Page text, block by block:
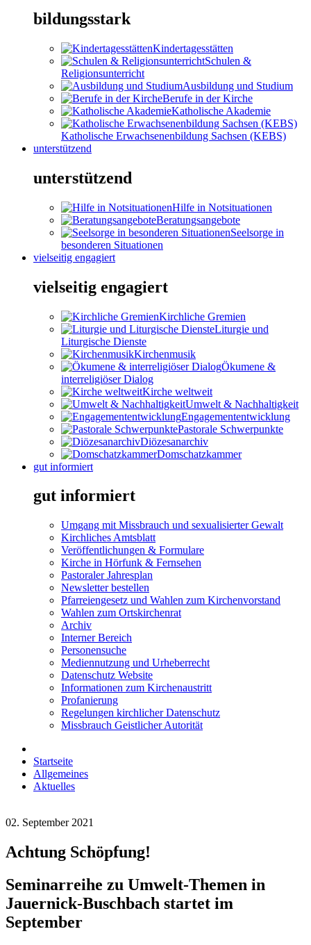
bildungsstark
Kindertagesstätten
Schulen &
Religionsunterricht
Ausbildung und Studium
Berufe in der Kirche
Katholische Akademie
Katholische Erwachsenenbildung Sachsen (KEBS)
unterstützend
unterstützend
Hilfe in Notsituationen
Beratungsangebote
Seelsorge in
besonderen Situationen
vielseitig engagiert
vielseitig engagiert
Kirchliche Gremien
Liturgie und
Liturgische Dienste
Kirchenmusik
Ökumene &
interreligiöser Dialog
Kirche weltweit
Umwelt & Nachhaltigkeit
Engagemententwicklung
Pastorale Schwerpunkte
Diözesanarchiv
Domschatzkammer
gut informiert
gut informiert
Umgang mit Missbrauch und sexualisierter Gewalt
Kirchliches Amtsblatt
Veröffentlichungen & Formulare
Kirche in Hörfunk & Fernsehen
Pastoraler Jahresplan
Newsletter bestellen
Pfarreiengesetz und Wahlen zum Kirchenvorstand
Wahlen zum Ortskirchenrat
Archiv
Interner Bereich
Personensuche
Mediennutzung und Urheberrecht
Datenschutz Website
Informationen zum Kirchenaustritt
Profanierung
Regelungen kirchlicher Datenschutz
Missbrauch Geistlicher Autorität
Startseite
Allgemeines
Aktuelles
02. September 2021
Achtung Schöpfung!
Seminarreihe zu Umwelt-Themen in
Jauernick-Buschbach startet im
September